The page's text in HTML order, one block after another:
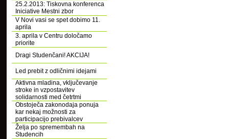
25.2.2013: Tiskovna konferenca
Iniciative Mestni zbor
V Novi vasi se spet dobimo 11.
aprila
3. aprila v Centru določamo
priorite
Dragi Studenčani! AKCIJA!
Led prebit z odličnimi idejami
Aktivna mladina, vključevanje
stroke in vzpostavitev
solidarnosti med četrtmi
Obstoječa zakonodaja ponuja
kar nekaj možnosti za
participacijo prebivalcev
Želja po spremembah na
Studencih